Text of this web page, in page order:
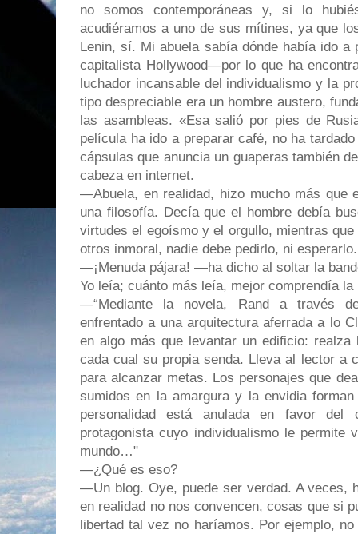
no somos contemporáneas y, si lo
acudiéramos a uno de sus mítines, ya que
Lenin, sí. Mi abuela sabía dónde había ido
capitalista Hollywood—por lo que ha
luchador incansable del individualismo y la
tipo despreciable era un hombre austero,
las asambleas. «Esa salió por pies de
película ha ido a preparar café, no ha
cápsulas que anuncia un guaperas también
cabeza en internet.
—Abuela, en realidad, hizo mucho más que
una filosofía. Decía que el hombre debía
virtudes el egoísmo y el orgullo, mientras
otros inmoral, nadie debe pedirlo, ni esperarlo.
—¡Menuda pájara! —ha dicho al soltar la
Yo leía; cuánto más leía, mejor comprendía
—“Mediante la novela, Rand a través
enfrentado a una arquitectura aferrada a lo
en algo más que levantar un edificio: realza
cada cual su propia senda. Lleva al lector a
para alcanzar metas. Los personajes que
sumidos en la amargura y la envidia
personalidad está anulada en favor
protagonista cuyo individualismo le
mundo…"
—¿Qué es eso?
—Un blog. Oye, puede ser verdad. A veces,
en realidad no nos convencen, cosas que si
libertad tal vez no haríamos. Por ejemplo,